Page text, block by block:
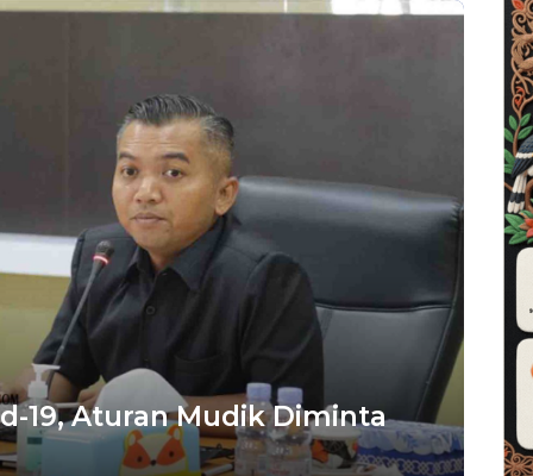
19, Aturan Mudik Diminta